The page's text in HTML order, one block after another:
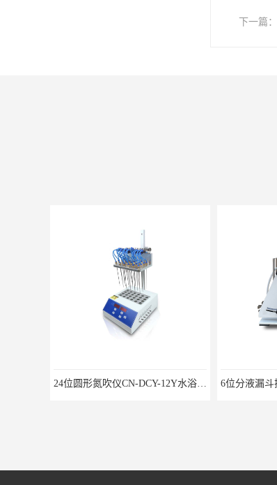
下一篇：
24位圆形氮吹仪CN-DCY-12Y水浴氮气吹扫捕集仪